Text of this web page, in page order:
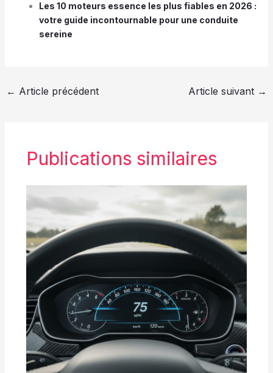
Les 10 moteurs essence les plus fiables en 2026 :
votre guide incontournable pour une conduite
sereine
← Article précédent Article suivant →
Publications similaires